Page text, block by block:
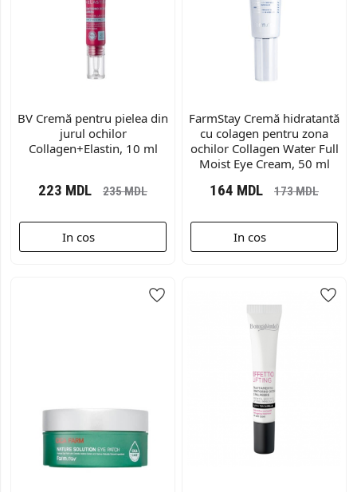
BV Cremă pentru pielea din
jurul ochilor
Collagen+Elastin, 10 ml
223 MDL 235MDL
In cos
FarmStay Cremă hidratantă
cu colagen pentru zona
ochilor Collagen Water Full
Moist Eye Cream, 50 ml
164 MDL 173MDL
In cos